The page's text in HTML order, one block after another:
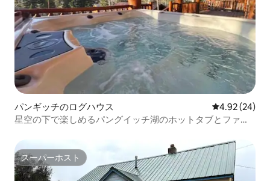
パンギッチのログハウス レビュー24
4.92 (24)
星空の下で楽しめるパングイッチ湖のホットタブとファイ
スーパーホスト
スーパーホスト